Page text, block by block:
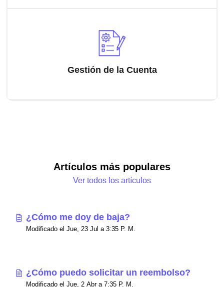
Gestión de la Cuenta
Artículos más populares
Ver todos los artículos
¿Cómo me doy de baja?
Modificado el Jue, 23 Jul a 3:35 P. M.
¿Cómo puedo solicitar un reembolso?
Modificado el Jue, 2 Abr a 7:35 P. M.